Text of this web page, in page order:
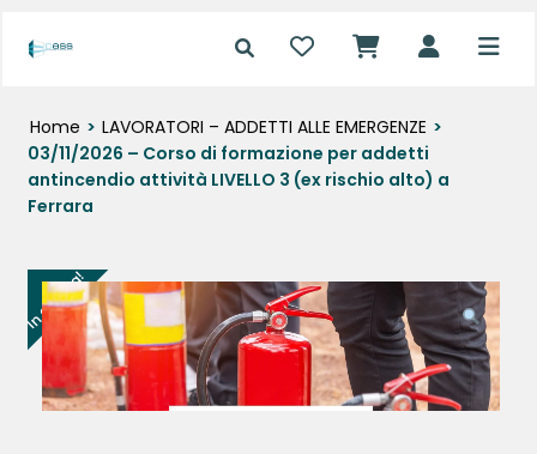
Home > LAVORATORI – ADDETTI ALLE EMERGENZE >
03/11/2026 – Corso di formazione per addetti
antincendio attività LIVELLO 3 (ex rischio alto) a
Ferrara
In offerta!